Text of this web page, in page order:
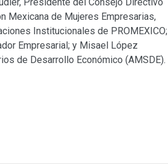
Mexicana de Mujeres Empresarias,
Institucionales de PROMEXICO;
Empresarial; y Misael López
de Desarrollo Económico (AMSDE).